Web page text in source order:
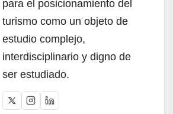
para el posicionamiento del
turismo como un objeto de
estudio complejo,
interdisciplinario y digno de
ser estudiado.